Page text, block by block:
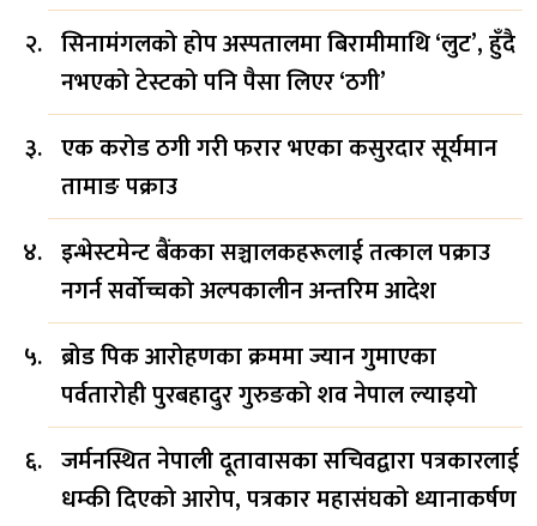
सिनामंगलको होप अस्पतालमा बिरामीमाथि ‘लुट’, हुँदै
नभएको टेस्टको पनि पैसा लिएर ‘ठगी’
एक करोड ठगी गरी फरार भएका कसुरदार सूर्यमान
तामाङ पक्राउ
इन्भेस्टमेन्ट बैंकका सञ्चालकहरूलाई तत्काल पक्राउ
नगर्न सर्वोच्चको अल्पकालीन अन्तरिम आदेश
ब्रोड पिक आरोहणका क्रममा ज्यान गुमाएका
पर्वतारोही पुरबहादुर गुरुङको शव नेपाल ल्याइयो
जर्मनस्थित नेपाली दूतावासका सचिवद्वारा पत्रकारलाई
धम्की दिएको आरोप, पत्रकार महासंघको ध्यानाकर्षण